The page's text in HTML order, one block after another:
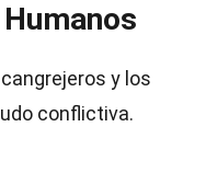
y los
conflictiva.